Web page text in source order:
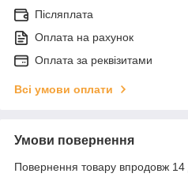
Післяплата
Оплата на рахунок
Оплата за реквізитами
Всі умови оплати
Умови повернення
Повернення товару впродовж 14